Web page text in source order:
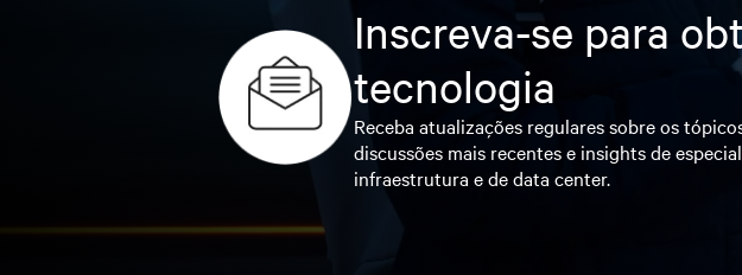
Inscreva-se para
tecnologia
Receba atualizações regulares sobre os
discussões mais recentes e insights de
infraestrutura e de data center.